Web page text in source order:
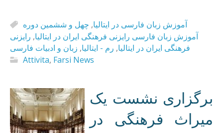
آموزش زبان فارسی در ایتالیا, چهل و ششمین دوره
آموزش زبان فارسی رایزنی فرهنگی ایران در ایتالیا, رایزنی
فرهنگی ایران در ایتالیا, رم - ایتالیا, زبان و ادبیات فارسی
Attivita, Farsi News
برگزاری نشست یک
میراث فرهنگی در